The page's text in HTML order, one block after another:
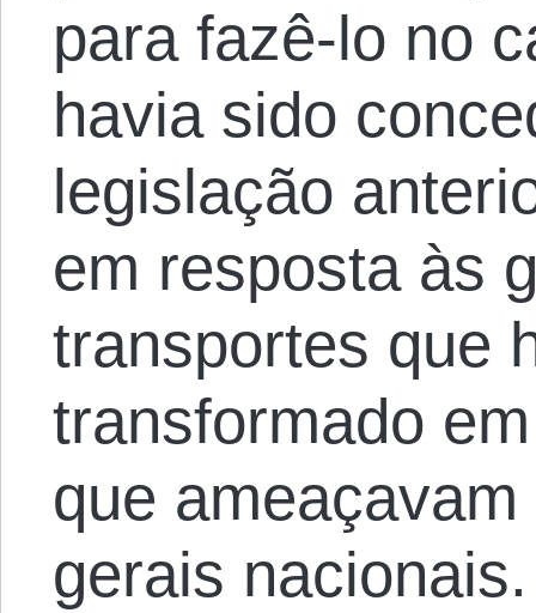
para fazê-lo no
havia sido
legislação
em resposta às
transportes que
transformado
que
gerais